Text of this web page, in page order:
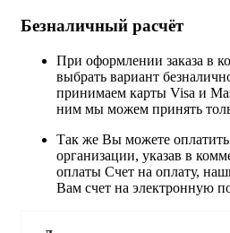
Безналичный расчёт
При оформлении заказа в
выбрать вариант
принимаем карты Visa и
ним мы можем принять
Так же Вы можете оплатить
организации, указав в
оплаты Счет на оплату,
Вам счет на электронную